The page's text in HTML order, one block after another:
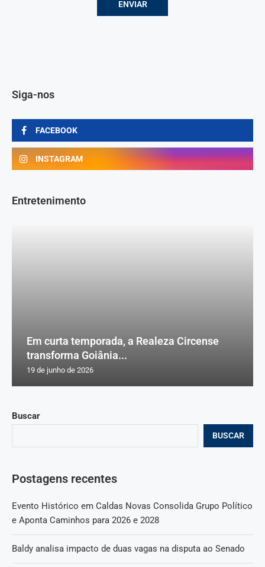
Buscar
BUSCAR
Postagens recentes
Evento Histórico em Caldas Novas Consolida Grupo Político
e Aponta Caminhos para 2026 e 2028
Baldy analisa impacto de duas vagas na disputa ao Senado
Siga-nos
FACEBOOK
INSTAGRAM
Entretenimento
Em curta temporada, a Realeza Circense
transforma Goiânia...
19 de junho de 2026